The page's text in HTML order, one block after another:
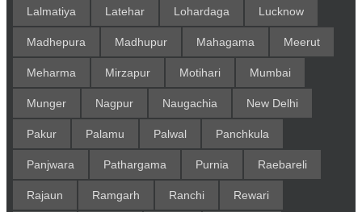
Lalmatiya Latehar Lohardaga Lucknow
Madhepura Madhupur Mahagama Meerut
Meharma Mirzapur Motihari Mumbai
Munger Nagpur Naugachia New Delhi
Pakur Palamu Palwal Panchkula
Panjwara Pathargama Purnia Raebareli
Rajaun Ramgarh Ranchi Rewari